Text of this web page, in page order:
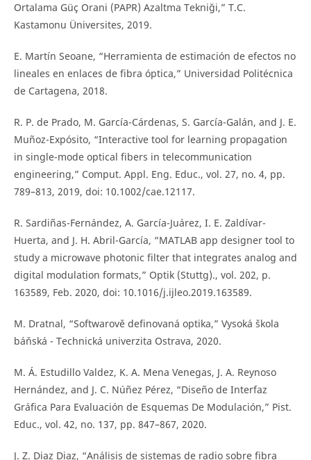
Ortalama Güç Orani (PAPR) Azaltma Tekniği,” T.C.
Kastamonu Üniversites, 2019.
E. Martín Seoane, “Herramienta de estimación de efectos no
lineales en enlaces de fibra óptica,” Universidad Politécnica
de Cartagena, 2018.
R. P. de Prado, M. García-Cárdenas, S. García-Galán, and J. E.
Muñoz-Expósito, “Interactive tool for learning propagation
in single-mode optical fibers in telecommunication
engineering,” Comput. Appl. Eng. Educ., vol. 27, no. 4, pp.
789–813, 2019, doi: 10.1002/cae.12117.
R. Sardiñas-Fernández, A. García-Juárez, I. E. Zaldívar-
Huerta, and J. H. Abril-García, “MATLAB app designer tool to
study a microwave photonic filter that integrates analog and
digital modulation formats,” Optik (Stuttg)., vol. 202, p.
163589, Feb. 2020, doi: 10.1016/j.ijleo.2019.163589.
M. Dratnal, “Softwarově definovaná optika,” Vysoká škola
báňská - Technická univerzita Ostrava, 2020.
M. Á. Estudillo Valdez, K. A. Mena Venegas, J. A. Reynoso
Hernández, and J. C. Núñez Pérez, “Diseño de Interfaz
Gráfica Para Evaluación de Esquemas De Modulación,” Pist.
Educ., vol. 42, no. 137, pp. 847–867, 2020.
J. Z. Diaz Diaz, “Análisis de sistemas de radio sobre fibra